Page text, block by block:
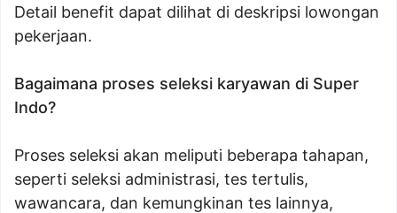
Detail benefit dapat dilihat di deskripsi lowongan
pekerjaan.
Bagaimana proses seleksi karyawan di Super
Indo?
Proses seleksi akan meliputi beberapa tahapan,
seperti seleksi administrasi, tes tertulis,
wawancara, dan kemungkinan tes lainnya,